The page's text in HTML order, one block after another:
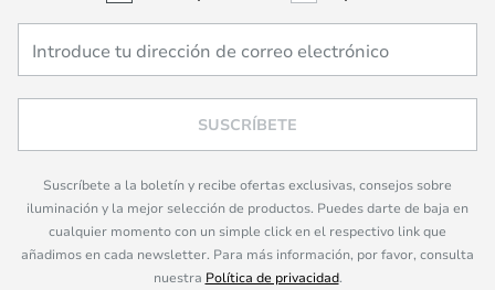
SUSCRÍBETE
Suscríbete a la boletín y recibe ofertas exclusivas, consejos sobre
iluminación y la mejor selección de productos. Puedes darte de baja en
cualquier momento con un simple click en el respectivo link que
añadimos en cada newsletter. Para más información, por favor, consulta
nuestra Política de privacidad.